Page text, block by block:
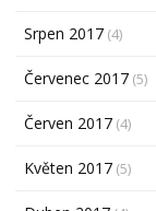
Srpen 2017 (4)
Červenec 2017 (5)
Červen 2017 (4)
Květen 2017 (5)